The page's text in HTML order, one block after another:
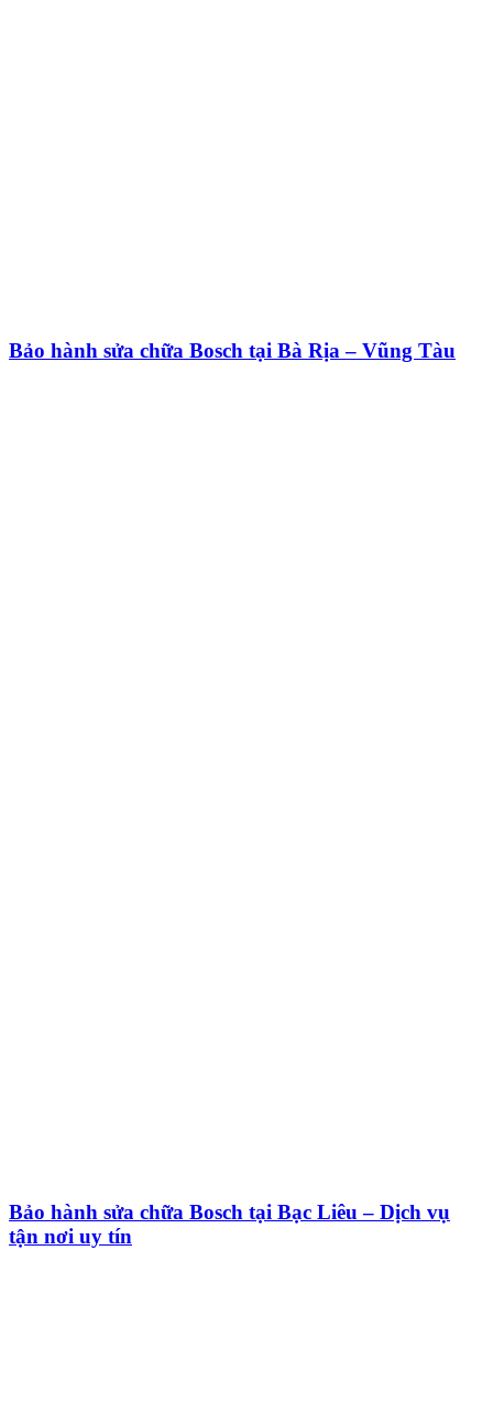
Bảo hành sửa chữa Bosch tại Bà Rịa – Vũng Tàu
Bảo hành sửa chữa Bosch tại Bạc Liêu – Dịch vụ
tận nơi uy tín